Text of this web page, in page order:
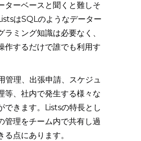
ターベースと聞くと難しそ
はSQLのようなデーター
ミング知識は必要なく、
作するだけで誰でも利用す
管理、出張申請、スケジュ
等、社内で発生する様々な
できます。Listsの特長とし
管理をチーム内で共有し過
点にあります。